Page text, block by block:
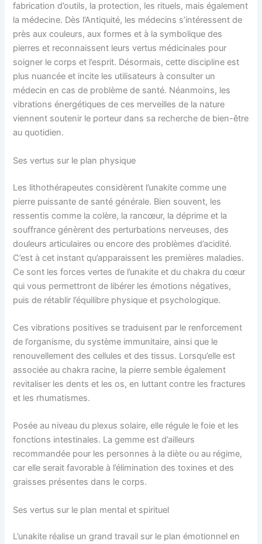
fabrication d’outils, la protection, les rituels, mais également
la médecine. Dès l’Antiquité, les médecins s’intéressent de
près aux couleurs, aux formes et à la symbolique des
pierres et reconnaissent leurs vertus médicinales pour
soigner le corps et l’esprit. Désormais, cette discipline est
plus nuancée et incite les utilisateurs à consulter un
médecin en cas de problème de santé. Néanmoins, les
vibrations énergétiques de ces merveilles de la nature
viennent soutenir le porteur dans sa recherche de bien-être
au quotidien.
Ses vertus sur le plan physique
Les lithothérapeutes considèrent l’unakite comme une
pierre puissante de santé générale. Bien souvent, les
ressentis comme la colère, la rancœur, la déprime et la
souffrance génèrent des perturbations nerveuses, des
douleurs articulaires ou encore des problèmes d’acidité.
C’est à cet instant qu’apparaissent les premières maladies.
Ce sont les forces vertes de l’unakite et du chakra du cœur
qui vous permettront de libérer les émotions négatives,
puis de rétablir l’équilibre physique et psychologique.
Ces vibrations positives se traduisent par le renforcement
de l’organisme, du système immunitaire, ainsi que le
renouvellement des cellules et des tissus. Lorsqu’elle est
associée au chakra racine, la pierre semble également
revitaliser les dents et les os, en luttant contre les fractures
et les rhumatismes.
Posée au niveau du plexus solaire, elle régule le foie et les
fonctions intestinales. La gemme est d’ailleurs
recommandée pour les personnes à la diète ou au régime,
car elle serait favorable à l’élimination des toxines et des
graisses présentes dans le corps.
Ses vertus sur le plan mental et spirituel
L’unakite réalise un grand travail sur le plan émotionnel en